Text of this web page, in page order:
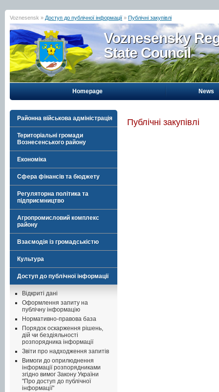
Voznesensk » Доступ до публічної інформації » Публічні закупівлі
Voznesensky
State Council
Homepage News
Районна військова адміністрація
Територіальні громади
Вознесенського району
Економіка
Сфера фінансів та бюджету
Регуляторна політика та
підприємництво
Агропромисловий комплекс
району
Взаємодія із громадськістю
Культура
Доступ до публічної інформації
Відкриті дані
Оформлення запиту на
публічну інформацію
Нормативно-правова база
Порядок оскарження рішень,
дій чи бездіяльності
розпорядника інформації
Звіти про надходження запитів
Вимоги до оприлюднення
інформації розпорядниками
згідно вимог Закону України
"Про доступ до публічної
інформації"
Публічні закупівлі